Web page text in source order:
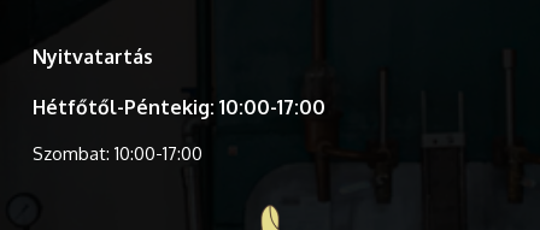
Nyitvatartás
Hétfőtől-Péntekig: 10:00-17:00
Szombat: 10:00-17:00